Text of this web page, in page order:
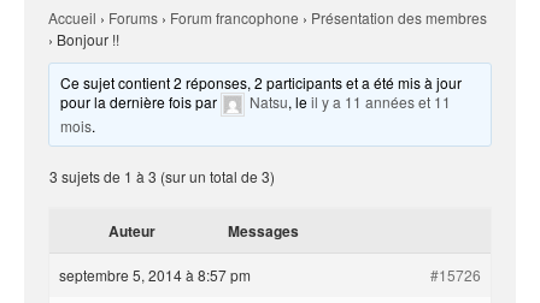
Accueil › Forums › Forum francophone › Présentation des membres
› Bonjour !!
Ce sujet contient 2 réponses, 2 participants et a été mis à jour
pour la dernière fois par
Natsu, leil y a 11 années et 11
mois.
3 sujets de 1 à 3 (sur un total de 3)
Auteur Messages
septembre 5, 2014 à 8:57 pm #15726